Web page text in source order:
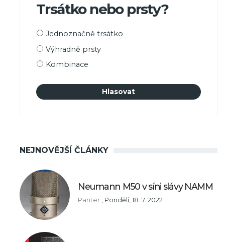
Trsátko nebo prsty?
Možnosti
Jednoznačně trsátko
Výhradně prsty
Kombinace
NEJNOVĚJŠÍ ČLÁNKY
Neumann M50 v síni slávy NAMM
Panter , Pondělí, 18. 7. 2022